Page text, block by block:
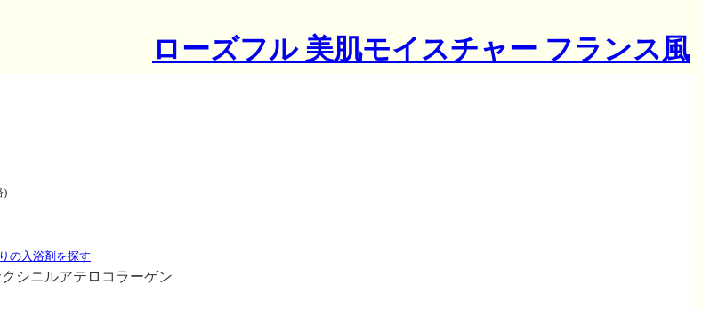
ローズフル 美肌モイスチャー フランス風
)
の入浴剤を探す
シニルアテロコラーゲン